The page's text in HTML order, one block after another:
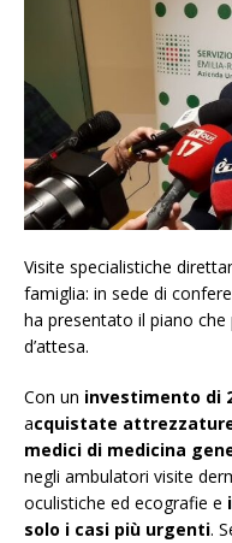
Visite specialistiche
famiglia: in sede di
ha presentato il piano
d’attesa.
Con un investimento di
acquistate
medici di medicina
negli ambulatori visite
oculistiche ed ecografie e
solo i casi più urgenti.